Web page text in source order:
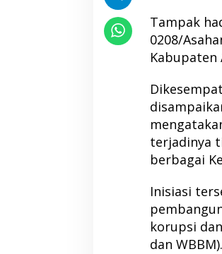
Tampak
0208/
Kabupaten
terjadinya
berbagai
Inisiasi
korupsi
dan WBBM).